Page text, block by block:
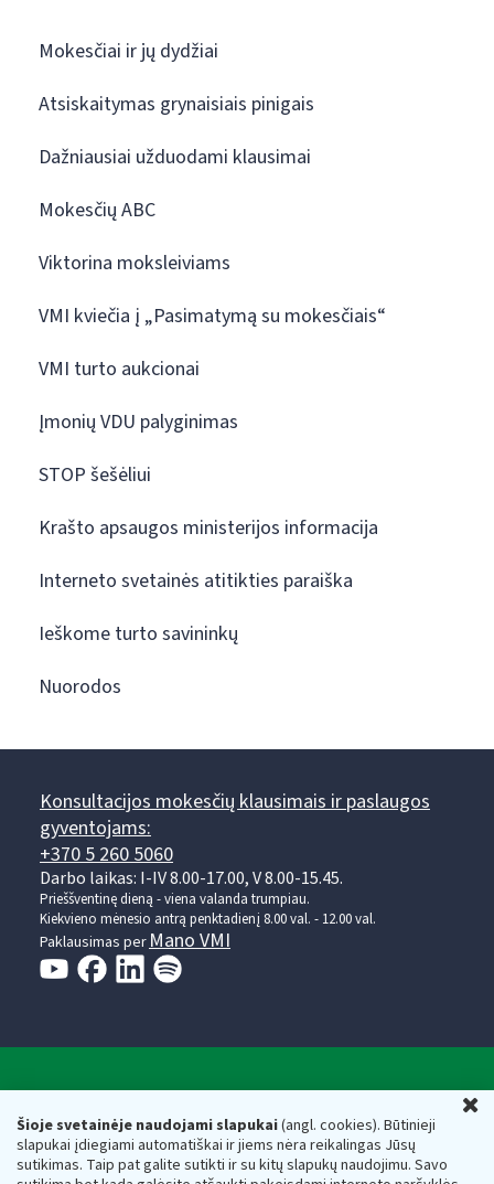
Šioje svetainėje naudojami slapukai(angl. cookies). Būtinieji
slapukai įdiegiami automatiškai ir jiems nėra reikalingas Jūsų
sutikimas. Taip pat galite sutikti ir su kitų slapukų naudojimu. Savo
Mokesčiai ir jų dydžiai
Atsiskaitymas grynaisiais pinigais
Dažniausiai užduodami klausimai
Mokesčių ABC
Viktorina moksleiviams
VMI kviečia į „Pasimatymą su mokesčiais“
VMI turto aukcionai
Įmonių VDU palyginimas
STOP šešėliui
Krašto apsaugos ministerijos informacija
Interneto svetainės atitikties paraiška
Ieškome turto savininkų
Nuorodos
Konsultacijos mokesčių klausimais ir paslaugos
gyventojams:
+370 5 260 5060
Darbo laikas: I-IV 8.00-17.00, V 8.00-15.45.
Prieššventinę dieną - viena valanda trumpiau.
Kiekvieno mėnesio antrą penktadienį 8.00 val. - 12.00 val.
Paklausimas perMano VMI
Valstybinė mokesčių inspekcija prie Lietuvos
Respublikos finansų ministerijos
Biudžetinė įstaiga. Juridinio asmens kodas — 188659752,
adresas: Vasario 16-osios g. 14, 01107 Vilnius, Lietuva, el.paštas: